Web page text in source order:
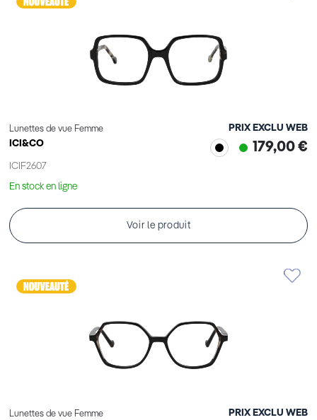
Lunettes de vue Femme
ICI&CO
ICIF2607
PRIX EXCLU WEB
179,00 €
En stock en ligne
Voir le produit
Lunettes de vue Femme PRIX EXCLU WEB